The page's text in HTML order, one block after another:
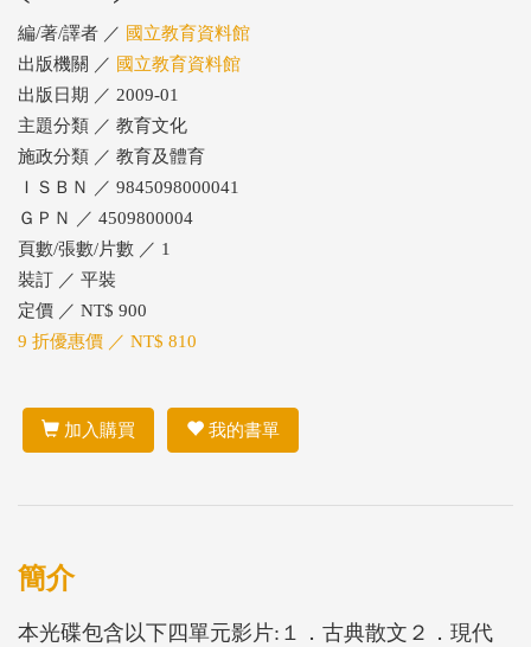
編/著/譯者 ／ 國立教育資料館
出版機關 ／ 國立教育資料館
出版日期 ／ 2009-01
主題分類 ／ 教育文化
施政分類 ／ 教育及體育
ＩＳＢＮ ／ 9845098000041
ＧＰＮ ／ 4509800004
頁數/張數/片數 ／ 1
裝訂 ／ 平裝
定價 ／ NT$ 900
9 折優惠價 ／ NT$ 810
加入購買 我的書單
簡介
本光碟包含以下四單元影片:１．古典散文２．現代